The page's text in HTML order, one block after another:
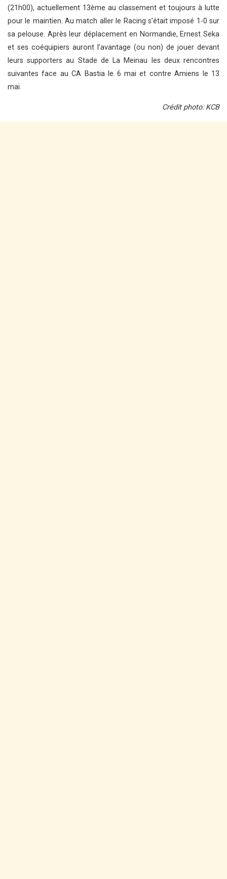
(21h00), actuellement 13ème au classement et toujours à lutte
pour le maintien. Au match aller le Racing s’était imposé 1-0 sur
sa pelouse. Après leur déplacement en Normandie, Ernest Seka
et ses coéquipiers auront l’avantage (ou non) de jouer devant
leurs supporters au Stade de La Meinau les deux rencontres
suivantes face au CA Bastia le 6 mai et contre Amiens le 13
mai.
Crédit photo: KCB